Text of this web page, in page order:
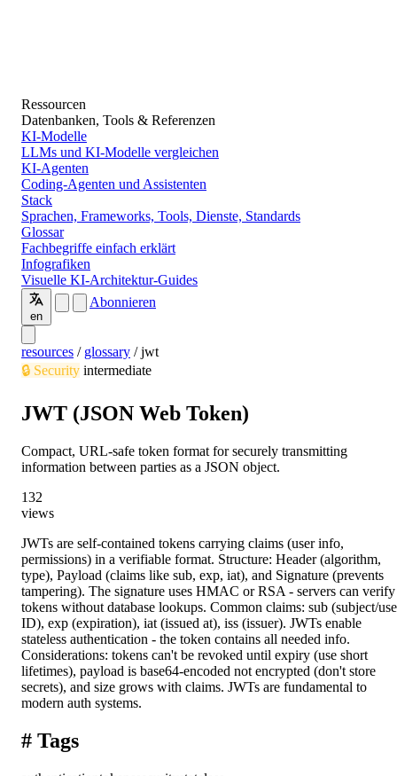
Ressourcen
Datenbanken, Tools & Referenzen
KI-Modelle
LLMs und KI-Modelle vergleichen
KI-Agenten
Coding-Agenten und Assistenten
Stack
Sprachen, Frameworks, Tools, Dienste, Standards
Glossar
Fachbegriffe einfach erklärt
Infografiken
Visuelle KI-Architektur-Guides
en
Abonnieren
resources / glossary / jwt
🔒 Security intermediate
JWT (JSON Web Token)
Compact, URL-safe token format for securely transmitting
information between parties as a JSON object.
132
views
JWTs are self-contained tokens carrying claims (user info,
permissions) in a verifiable format. Structure: Header (algorithm,
type), Payload (claims like sub, exp, iat), and Signature (prevents
tampering). The signature uses HMAC or RSA - servers can verify
tokens without database lookups. Common claims: sub (subject/
ID), exp (expiration), iat (issued at), iss (issuer). JWTs enable
stateless authentication - the token contains all needed info.
Considerations: tokens can't be revoked until expiry (use short
lifetimes), payload is base64-encoded not encrypted (don't store
secrets), and size grows with claims. JWTs are fundamental to
modern auth systems.
# Tags